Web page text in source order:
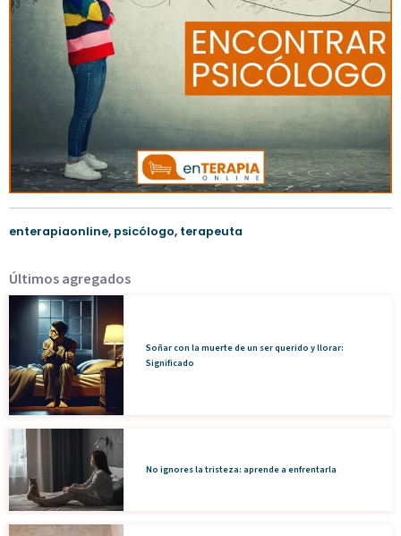
enterapiaonline, psicólogo, terapeuta
Últimos agregados
Soñar con la muerte de un ser querido y llorar:
Significado
No ignores la tristeza: aprende a enfrentarla